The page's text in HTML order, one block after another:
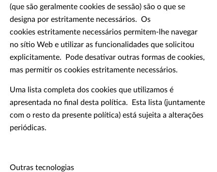
(que são geralmente cookies de sessão) são o que se
designa por estritamente necessários. Os
cookies estritamente necessários permitem-lhe navegar
no sítio Web e utilizar as funcionalidades que solicitou
explicitamente. Pode desativar outras formas de cookies,
mas permitir os cookies estritamente necessários.
Uma lista completa dos cookies que utilizamos é
apresentada no final desta política. Esta lista (juntamente
com o resto da presente política) está sujeita a alterações
periódicas.
Outras tecnologias